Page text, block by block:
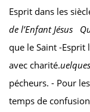
Esprit dans les
de l’Enfant Jésus
que le Saint -Esprit
avec charité.
pécheurs. - Pour
temps de